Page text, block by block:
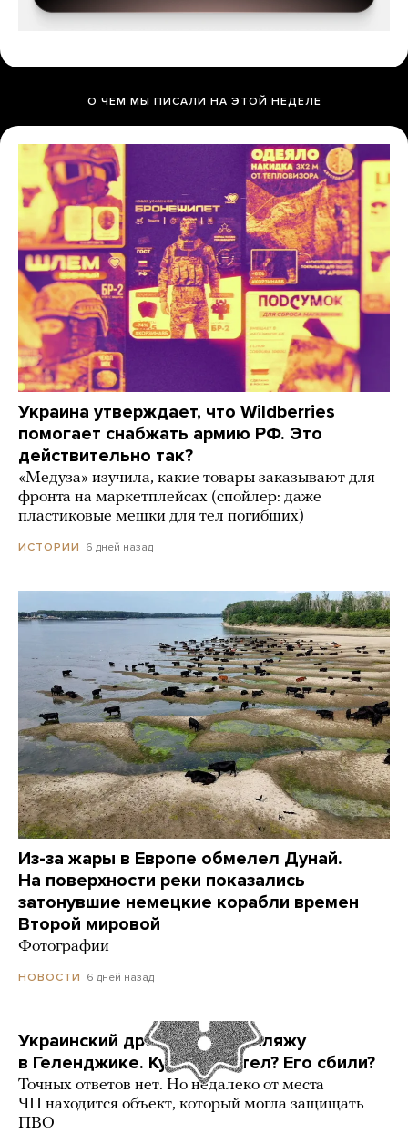
О ЧЕМ МЫ ПИСАЛИ НА ЭТОЙ НЕДЕЛЕ
Украина утверждает, что Wildberries
помогает снабжать армию РФ. Это
действительно так?
«Медуза» изучила, какие товары заказывают для
фронта на маркетплейсах (спойлер: даже
пластиковые мешки для тел погибших)
ИСТОРИИ 6 дней назад
Из-за жары в Европе обмелел Дунай.
На поверхности реки показались
затонувшие немецкие корабли времен
Второй мировой
Фотографии
НОВОСТИ 6 дней назад
Украинский дрон попал по пляжу
в Геленджике. Куда он летел? Его сбили?
Точных ответов нет. Но недалеко от места
ЧП находится объект, который могла защищать
ПВО